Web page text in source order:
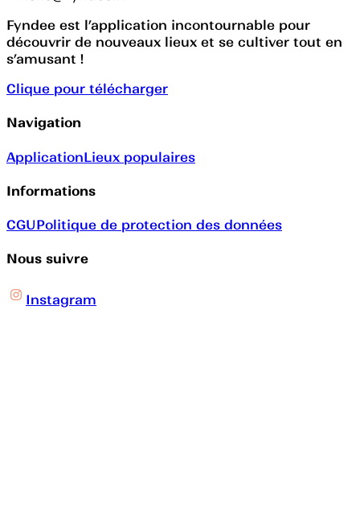
Fyndee est l’application incontournable pour
découvrir de nouveaux lieux et se cultiver tout en
s’amusant !
Clique pour télécharger
Navigation
ApplicationLieux populaires
Informations
CGUPolitique de protection des données
Nous suivre
Instagram